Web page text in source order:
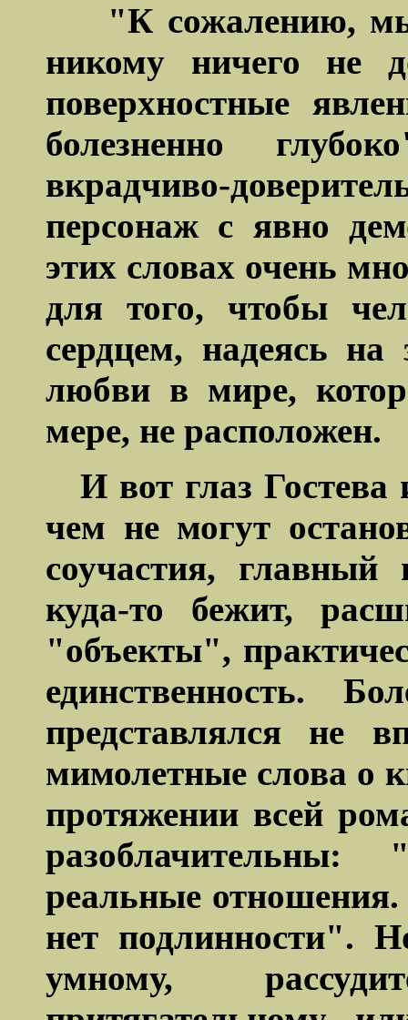
"К сожалению,
никому ничего не
поверхностные
болезненно
вкрадчиво-
персонаж с явно
этих словах очень
для того, чтобы
сердцем, надеясь
любви в мире,
мере, не расположен.
И вот глаз Гостева
чем не могут
соучастия, главный
куда-то бежит,
"объекты",
единственность.
представлялся не
мимолетные слова о
протяжении всей
разоблачительны:
реальные
нет подлинности". Н
умному,